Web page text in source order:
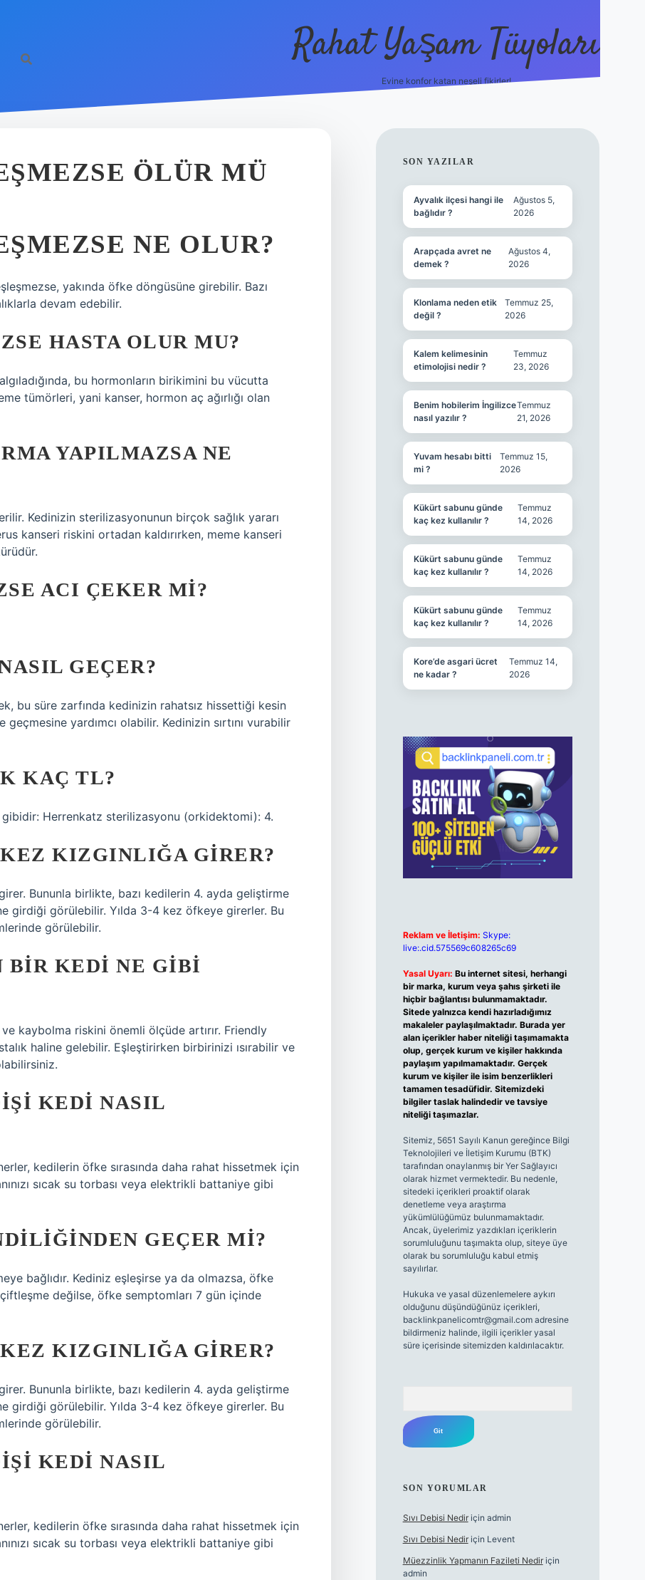
Rahat Yaşam Tüyoları
Evine konfor katan neşeli fikirler!
ÖLÜR MÜ
NE OLUR?
yakında öfke döngüsüne girebilir. Bazı
devam edebilir.
HASTA OLUR MU?
bu hormonların birikimini bu vücutta
tümörleri, yani kanser, hormon aç ağırlığı olan
YAPILMAZSA NE
Kedinizin sterilizasyonunun birçok sağlık yararı
kanseri riskini ortadan kaldırırken, meme kanseri
ACI ÇEKER MI?
GEÇER?
bu süre zarfında kedinizin rahatsız hissettiği kesin
yardımcı olabilir. Kedinizin sırtını vurabilir
KAÇ TL?
gibidir: Herrenkatz sterilizasyonu (orkidektomi): 4.
KIZGINLIĞA GIRER?
Bununla birlikte, bazı kedilerin 4. ayda geliştirme
girdiği görülebilir. Yılda 3-4 kez öfkeye girerler. Bu
görülebilir.
BIR KEDI NE GIBI
kaybolma riskini önemli ölçüde artırır. Friendly
haline gelebilir. Eşleştirirken birbirinizi ısırabilir ve
KEDI NASIL
kedilerin öfke sırasında daha rahat hissetmek için
sıcak su torbası veya elektrikli battaniye gibi
GEÇER MI?
bağlıdır. Kediniz eşleşirse ya da olmazsa, öfke
değilse, öfke semptomları 7 gün içinde
KIZGINLIĞA GIRER?
Bununla birlikte, bazı kedilerin 4. ayda geliştirme
girdiği görülebilir. Yılda 3-4 kez öfkeye girerler. Bu
görülebilir.
KEDI NASIL
kedilerin öfke sırasında daha rahat hissetmek için
sıcak su torbası veya elektrikli battaniye gibi
SIDEBAR
SON YAZILAR
Ayvalık ilçesi hangi ile
bağlıdır ?
Ağustos 5,
2026
Arapçada avret ne
demek ?
Ağustos 4,
2026
Klonlama neden etik
değil ?
Temmuz 25,
2026
Kalem kelimesinin
etimolojisi nedir ?
Temmuz
23, 2026
Benim hobilerim İngilizce
nasıl yazılır ?
Temmuz
21, 2026
Yuvam hesabı bitti
mi ?
Temmuz 15,
2026
Kükürt sabunu günde
kaç kez kullanılır ?
Temmuz
14, 2026
Kükürt sabunu günde
kaç kez kullanılır ?
Temmuz
14, 2026
Kükürt sabunu günde
kaç kez kullanılır ?
Temmuz
14, 2026
Kore’de asgari ücret
ne kadar ?
Temmuz 14,
2026
Reklam ve İletişim: Skype:
live:.cid.575569c608265c69
Yasal Uyarı: Bu internet sitesi, herhangi
bir marka, kurum veya şahıs şirketi ile
hiçbir bağlantısı bulunmamaktadır.
Sitede yalnızca kendi hazırladığımız
makaleler paylaşılmaktadır. Burada yer
alan içerikler haber niteliği taşımamakta
olup, gerçek kurum ve kişiler hakkında
paylaşım yapılmamaktadır. Gerçek
kurum ve kişiler ile isim benzerlikleri
tamamen tesadüfidir. Sitemizdeki
bilgiler taslak halindedir ve tavsiye
niteliği taşımazlar.
Sitemiz, 5651 Sayılı Kanun gereğince Bilgi
Teknolojileri ve İletişim Kurumu (BTK)
tarafından onaylanmış bir Yer Sağlayıcı
olarak hizmet vermektedir. Bu nedenle,
sitedeki içerikleri proaktif olarak
denetleme veya araştırma
yükümlülüğümüz bulunmamaktadır.
Ancak, üyelerimiz yazdıkları içeriklerin
sorumluluğunu taşımakta olup, siteye üye
olarak bu sorumluluğu kabul etmiş
sayılırlar.
Hukuka ve yasal düzenlemelere aykırı
olduğunu düşündüğünüz içerikleri,
backlinkpanelicomtr@gmail.comadresine
bildirmeniz halinde, ilgili içerikler yasal
süre içerisinde sitemizden kaldırılacaktır.
SON YORUMLAR
Sıvı Debisi Nediriçin admin
Sıvı Debisi Nediriçin Levent
Müezzinlik Yapmanın Fazileti Nediriçin
admin
ilbet canlı